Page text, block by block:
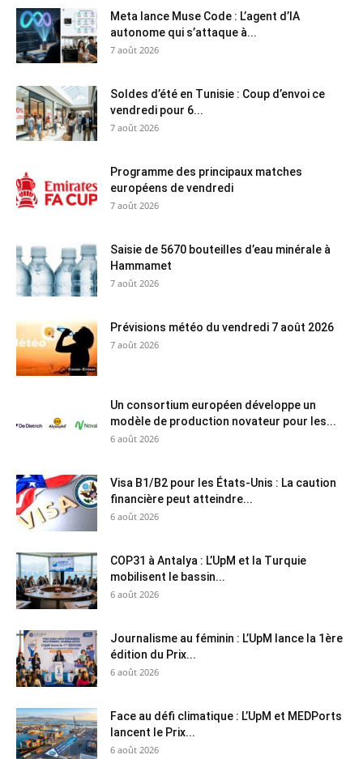
Meta lance Muse Code : L’agent d’IA
autonome qui s’attaque à...
7 août 2026
Soldes d’été en Tunisie : Coup d’envoi ce
vendredi pour 6...
7 août 2026
Programme des principaux matches
européens de vendredi
7 août 2026
Saisie de 5670 bouteilles d’eau minérale à
Hammamet
7 août 2026
Prévisions météo du vendredi 7 août 2026
7 août 2026
Un consortium européen développe un
modèle de production novateur pour les...
6 août 2026
Visa B1/B2 pour les États-Unis : La caution
financière peut atteindre...
6 août 2026
COP31 à Antalya : L’UpM et la Turquie
mobilisent le bassin...
6 août 2026
Journalisme au féminin : L’UpM lance la 1ère
édition du Prix...
6 août 2026
Face au défi climatique : L’UpM et MEDPorts
lancent le Prix...
6 août 2026